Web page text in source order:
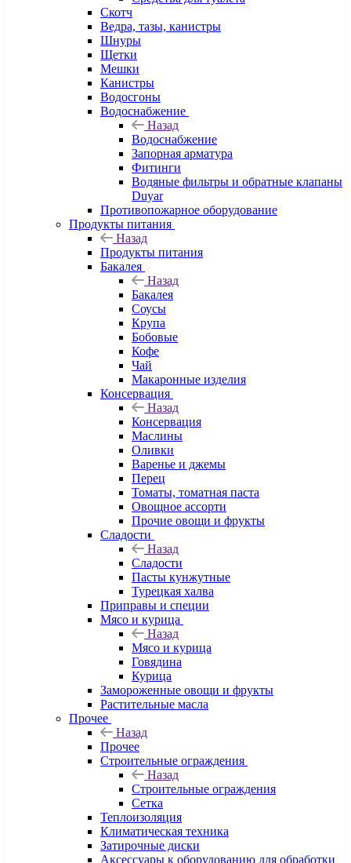
Скотч
Ведра, тазы, канистры
Шнуры
Щетки
Мешки
Канистры
Водосгоны
Водоснабжение
Назад
Водоснабжение
Запорная арматура
Фитинги
Водяные фильтры и обратные клапаны
Duyar
Противопожарное оборудование
Продукты питания
Назад
Продукты питания
Бакалея
Назад
Бакалея
Соусы
Крупа
Бобовые
Кофе
Чай
Макаронные изделия
Консервация
Назад
Консервация
Маслины
Оливки
Варенье и джемы
Перец
Томаты, томатная паста
Овощное ассорти
Прочие овощи и фрукты
Сладости
Назад
Сладости
Пасты кунжутные
Турецкая халва
Приправы и специи
Мясо и курица
Назад
Мясо и курица
Говядина
Курица
Замороженные овощи и фрукты
Растительные масла
Прочее
Назад
Прочее
Строительные ограждения
Назад
Строительные ограждения
Сетка
Теплоизоляция
Климатическая техника
Затирочные диски
Аксессуары к оборудованию для обработки